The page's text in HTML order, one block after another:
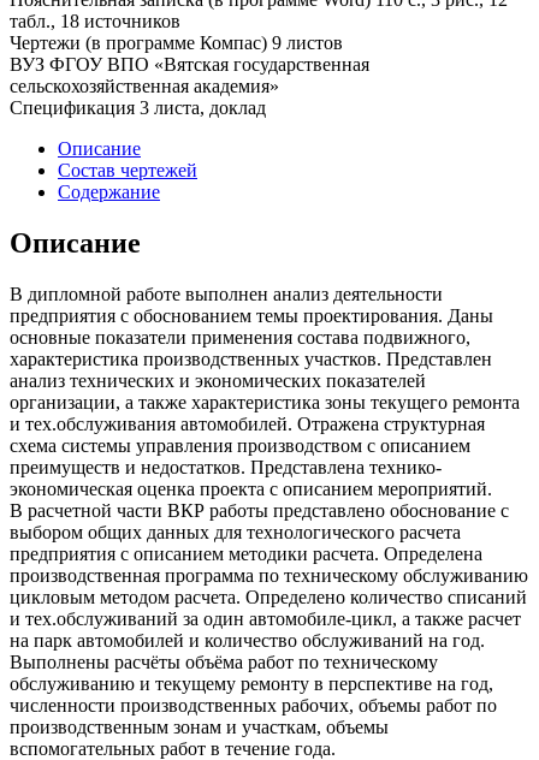
табл., 18 источников
Чертежи (в программе Компас) 9 листов
ВУЗ ФГОУ ВПО «Вятская государственная
сельскохозяйственная академия»
Спецификация 3 листа, доклад
Описание
Состав чертежей
Содержание
Описание
В дипломной работе выполнен анализ деятельности
предприятия с обоснованием темы проектирования. Даны
основные показатели применения состава подвижного,
характеристика производственных участков. Представлен
анализ технических и экономических показателей
организации, а также характеристика зоны текущего ремонта
и тех.обслуживания автомобилей. Отражена структурная
схема системы управления производством с описанием
преимуществ и недостатков. Представлена технико-
экономическая оценка проекта с описанием мероприятий.
В расчетной части ВКР работы представлено обоснование с
выбором общих данных для технологического расчета
предприятия с описанием методики расчета. Определена
производственная программа по техническому обслуживанию
цикловым методом расчета. Определено количество списаний
и тех.обслуживаний за один автомобиле-цикл, а также расчет
на парк автомобилей и количество обслуживаний на год.
Выполнены расчёты объёма работ по техническому
обслуживанию и текущему ремонту в перспективе на год,
численности производственных рабочих, объемы работ по
производственным зонам и участкам, объемы
вспомогательных работ в течение года.